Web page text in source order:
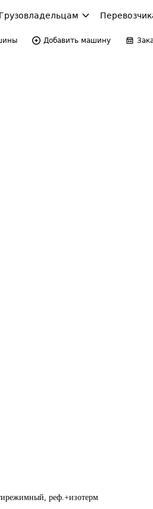
Грузовладельцам
Добавить машину
реф.+изотерм